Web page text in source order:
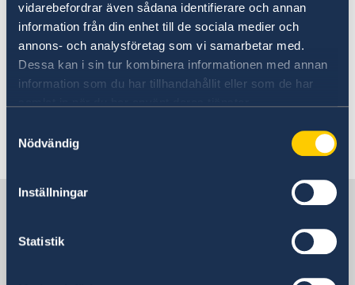
vidarebefordrar även sådana identifierare och annan
information från din enhet till de sociala medier och
annons- och analysföretag som vi samarbetar med.
Dessa kan i sin tur kombinera informationen med annan
information som du har tillhandahållit eller som de har
Nödvändig
Inställningar
Statistik
Vid osäkerhet är det tillrådligt att före avresa
kontakta egen vårdcentral för
rekommendation. Medför kontanta medel för
eventuella utlägg vid klinik eller apotek vid
akut sjukdom.
Senast uppdaterad 01 juni 2026, 18.40
Sverige i Tadzjikistan